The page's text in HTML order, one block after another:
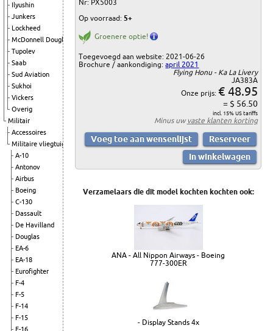
Ilyushin
Junkers
Lockheed
McDonnell Douglas
Tupolev
Saab
Sud Aviation
Sukhoi
Vickers
Overig
Militair
Accessoires
Militaire vliegtuigen
A-10
Antonov
Airbus
Boeing
C-130
Dassault
De Havilland
Douglas
EA-6
EA-18
Eurofighter
F-4
F-5
F-14
F-15
F-16
Nr: PX5003
Op voorraad: 5+
Groenere optie!
Toegevoegd aan website: 2021-06-26
Brochure / aankondiging:april 2021
Flying Honu - Ka La Livery
JA383A
Onze prijs: € 48.95
= $ 56.50
incl. 15% US tariffs
Minus uwvaste klanten korting
Verzamelaars die dit model kochten kochten ook:
ANA - All Nippon Airways - Boeing
777-300ER
- Display Stands 4x